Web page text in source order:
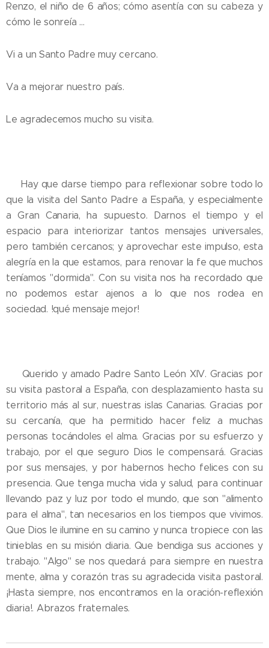
Renzo, el niño de 6 años; cómo asentía con su cabeza y
cómo le sonreía ...
Vi a un Santo Padre muy cercano.
Va a mejorar nuestro país.
Le agradecemos mucho su visita.
💛 Hay que darse tiempo para reflexionar sobre todo lo
que la visita del Santo Padre a España, y especialmente
a Gran Canaria, ha supuesto. Darnos el tiempo y el
espacio para interiorizar tantos mensajes universales,
pero también cercanos; y aprovechar este impulso, esta
alegría en la que estamos, para renovar la fe que muchos
teníamos "dormida". Con su visita nos ha recordado que
no podemos estar ajenos a lo que nos rodea en
sociedad. !qué mensaje mejor!
💛 Querido y amado Padre Santo León XIV. Gracias por
su visita pastoral a España, con desplazamiento hasta su
territorio más al sur, nuestras islas Canarias. Gracias por
su cercanía, que ha permitido hacer feliz a muchas
personas tocándoles el alma. Gracias por su esfuerzo y
trabajo, por el que seguro Dios le compensará. Gracias
por sus mensajes, y por habernos hecho felices con su
presencia. Que tenga mucha vida y salud, para continuar
llevando paz y luz por todo el mundo, que son "alimento
para el alma", tan necesarios en los tiempos que vivimos.
Que Dios le ilumine en su camino y nunca tropiece con las
tinieblas en su misión diaria. Que bendiga sus acciones y
trabajo. "Algo" se nos quedará para siempre en nuestra
mente, alma y corazón tras su agradecida visita pastoral.
¡Hasta siempre, nos encontramos en la oración-reflexión
diaria!. Abrazos fraternales.🙏🙏🙏